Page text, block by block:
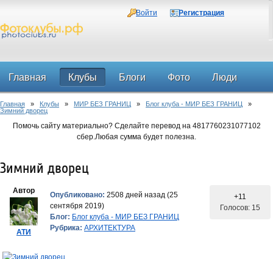
Войти Регистрация
Главная Клубы Блоги Фото Люди
Форум
Главная » Клубы » МИР БЕЗ ГРАНИЦ » Блог клуба - МИР БЕЗ ГРАНИЦ »
Зимний дворец
Помочь сайту материально? Сделайте перевод на 4817760231077102
сбер.Любая сумма будет полезна.
Зимний дворец
Автор
АТИ
Опубликовано: 2508 дней назад (25
сентября 2019)
Блог: Блог клуба - МИР БЕЗ ГРАНИЦ
Рубрика: АРХИТЕКТУРА
+11
Голосов: 15